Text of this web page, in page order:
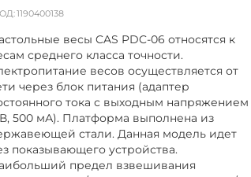
1190400138
весы CAS PDC-06 относятся к
среднего класса точности.
весов осуществляется от
через блок питания (адаптер
тока с выходным напряжением
500 мА). Платформа выполнена из
стали. Данная модель идет
показывающего устройства.
предел взвешивания